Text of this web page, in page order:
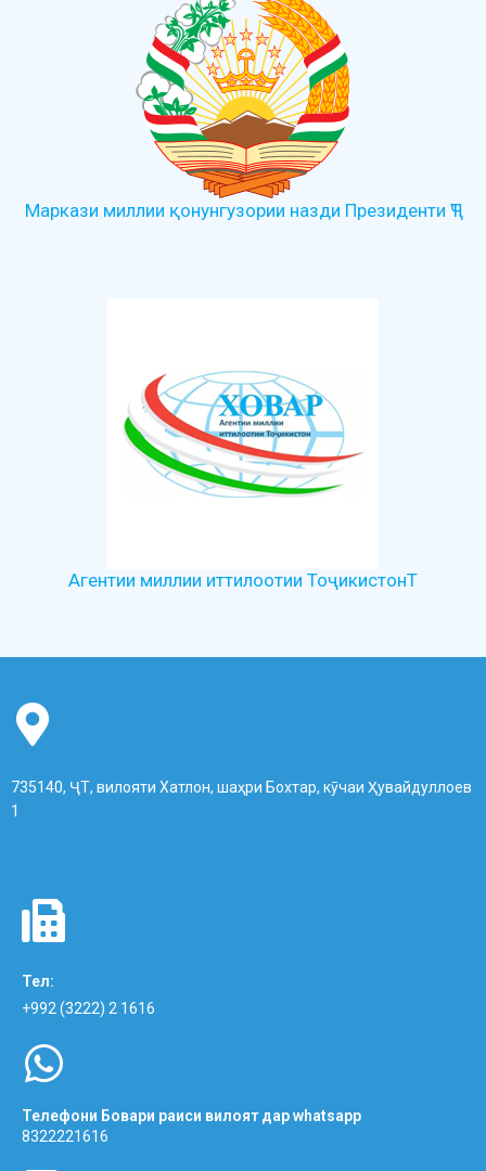
Маркази миллии қонунгузории назди Президенти ҶТ
Агентии миллии иттилоотии ТоҷикистонТ
735140, ҶТ, вилояти Хатлон, шаҳри Бохтар, кӯчаи Ҳувайдуллоев
1
Тел:
+992 (3222) 2 1616
Телефони Бовари раиси вилоят дар whatsapp
8322221616